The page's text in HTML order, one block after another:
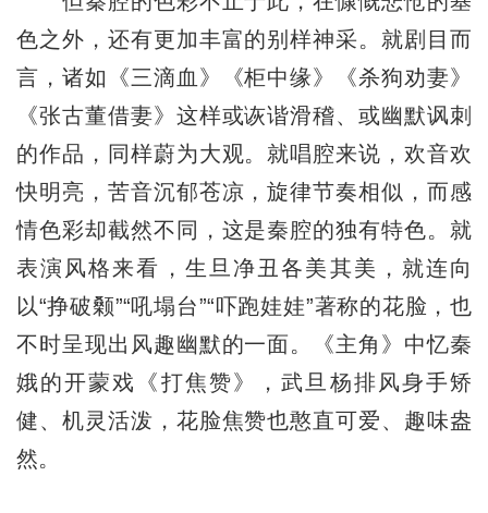
色之外，还有更加丰富的别样神采。就剧目而
言，诸如《三滴血》《柜中缘》《杀狗劝妻》
《张古董借妻》这样或诙谐滑稽、或幽默讽刺
的作品，同样蔚为大观。就唱腔来说，欢音欢
快明亮，苦音沉郁苍凉，旋律节奏相似，而感
情色彩却截然不同，这是秦腔的独有特色。就
表演风格来看，生旦净丑各美其美，就连向
以“挣破颡”“吼塌台”“吓跑娃娃”著称的花脸，也
不时呈现出风趣幽默的一面。《主角》中忆秦
娥的开蒙戏《打焦赞》，武旦杨排风身手矫
健、机灵活泼，花脸焦赞也憨直可爱、趣味盎
然。